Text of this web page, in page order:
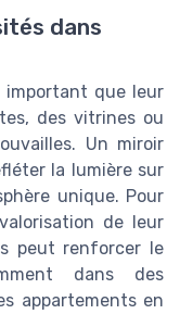
dans
important que leur
des vitrines ou
Un miroir
la lumière sur
unique. Pour
de leur
peut renforcer le
dans des
appartements en